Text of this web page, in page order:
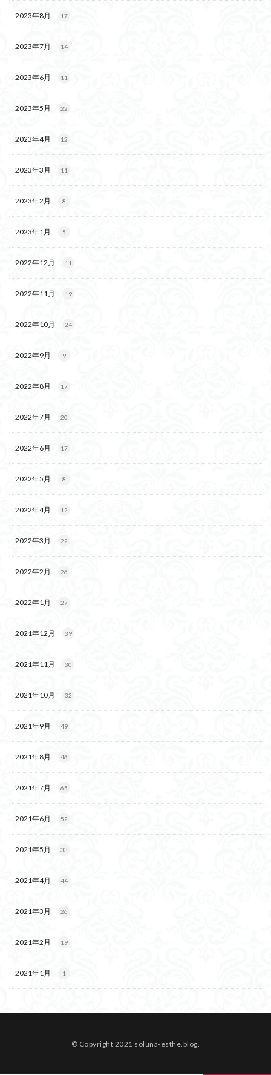
2023年8月 17
2023年7月 14
2023年6月 11
2023年5月 22
2023年4月 12
2023年3月 11
2023年2月 8
2023年1月 5
2022年12月 11
2022年11月 19
2022年10月 24
2022年9月 9
2022年8月 17
2022年7月 20
2022年6月 17
2022年5月 8
2022年4月 12
2022年3月 22
2022年2月 26
2022年1月 27
2021年12月 39
2021年11月 30
2021年10月 32
2021年9月 49
2021年8月 46
2021年7月 65
2021年6月 52
2021年5月 33
2021年4月 44
2021年3月 26
2021年2月 19
2021年1月 1
© Copyright 2021 soluna-esthe.blog.